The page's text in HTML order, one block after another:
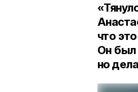
что
Он был
но